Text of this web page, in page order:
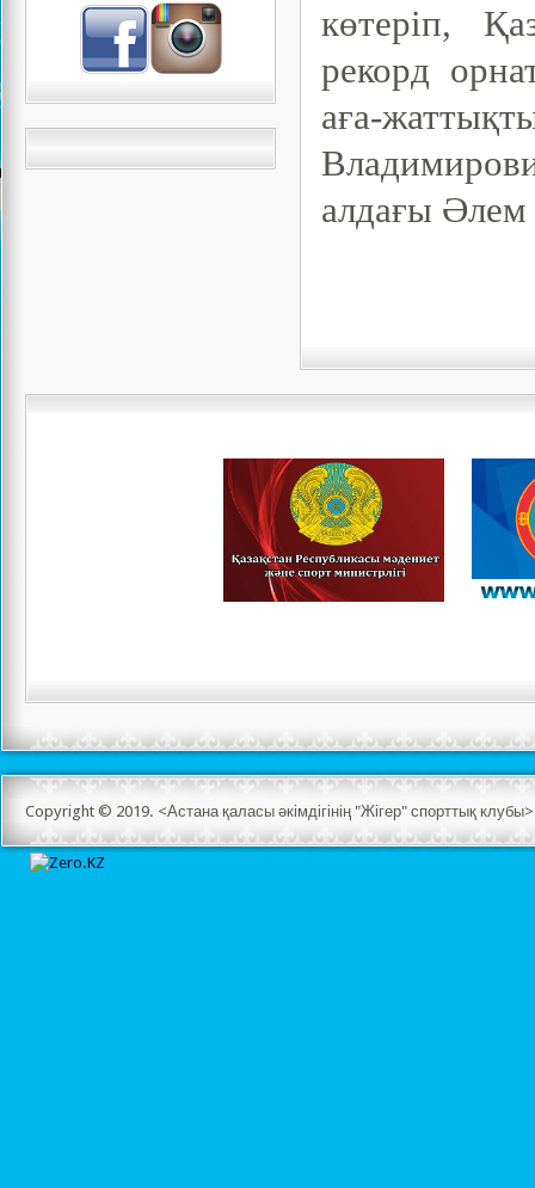
көтеріп,
рекорд
аға-
алдағы Әлем
Copyright © 2019. <Астана қаласы әкімдігінің "Жігер" спорттық